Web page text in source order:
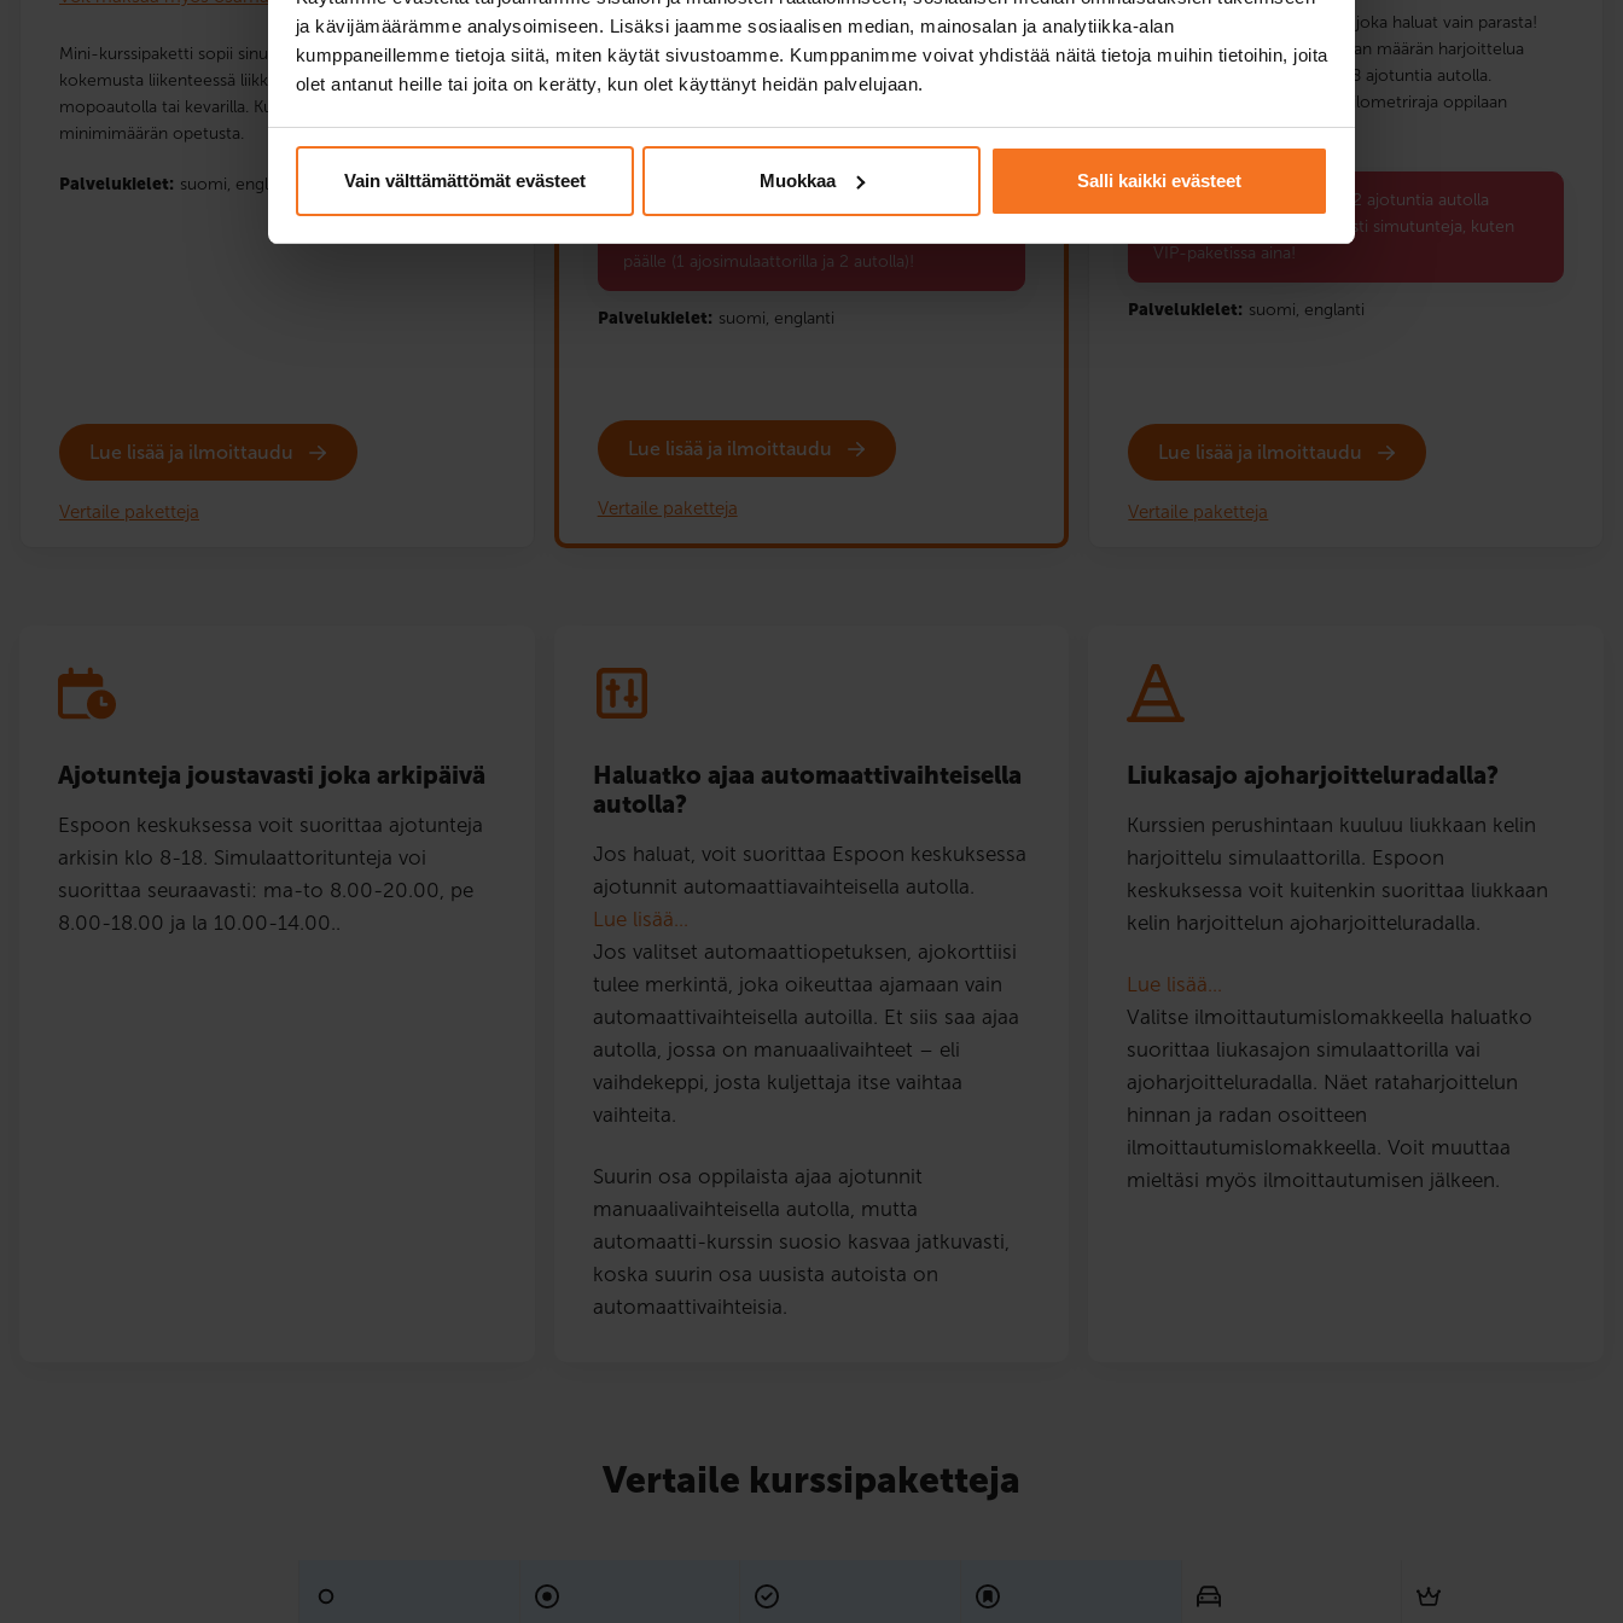
ja kävijämäärämme analysoimiseen. Lisäksi jaamme sosiaalisen median, mainosalan ja analytiikka-alan
kumppaneillemme tietoja siitä, miten käytät sivustoamme. Kumppanimme voivat yhdistää näitä tietoja muihin tietoihin, joita
olet antanut heille tai joita on kerätty, kun olet käyttänyt heidän palvelujaan.
Vain välttämättömät evästeet Muokkaa Salli kaikki evästeet
Mini-kurssipaketti sopii sinulle, jolla on ennestään paljon
kokemusta liikenteessä liikkumisesta esimerkiksi
mopoautolla tai kevarilla. Kurssi sisältää vain lakisääteisen
minimimäärän opetusta.
Palvelukielet: suomi, englanti
Lue lisää ja ilmoittaudu
Vertaile paketteja
Turva-kurssi on perusteellisin ajokorttikurssimme
sinulle, joka haluat paljon ajoharjoittelua ja
päälle (1 ajosimulaattorilla ja 2 autolla)!
Palvelukielet: suomi, englanti
Lue lisää ja ilmoittaudu
Vertaile paketteja
VIP-kurssipaketti sopii sinulle, joka haluat vain parasta!
Tämä paketti sisältää rajattoman määrän harjoittelua
ajosimulaattorissa ja huimat 18 ajotuntia autolla.
Haemme sinut ajotunneille. Kilometriraja oppilaan
hakemiselle on 15 km.
Back to School -etusi: 2 ajotuntia autolla
kaupan päälle ja rajattomasti simutunteja, kuten
VIP-paketissa aina!
Palvelukielet: suomi, englanti
Lue lisää ja ilmoittaudu
Vertaile paketteja
Ajotunteja joustavasti joka arkipäivä
Espoon keskuksessa voit suorittaa ajotunteja
arkisin klo 8-18. Simulaattoritunteja voi
suorittaa seuraavasti: ma-to 8.00-20.00, pe
8.00-18.00 ja la 10.00-14.00..
Haluatko ajaa automaattivaihteisella
autolla?
Jos haluat, voit suorittaa Espoon keskuksessa
ajotunnit automaattiavaihteisella autolla.
Lue lisää…
Jos valitset automaattiopetuksen, ajokorttiisi
tulee merkintä, joka oikeuttaa ajamaan vain
automaattivaihteisella autoilla. Et siis saa ajaa
autolla, jossa on manuaalivaihteet – eli
vaihdekeppi, josta kuljettaja itse vaihtaa
vaihteita.
Suurin osa oppilaista ajaa ajotunnit
manuaalivaihteisella autolla, mutta
automaatti-kurssin suosio kasvaa jatkuvasti,
koska suurin osa uusista autoista on
automaattivaihteisia.
Liukasajo ajoharjoitteluradalla?
Kurssien perushintaan kuuluu liukkaan kelin
harjoittelu simulaattorilla. Espoon
keskuksessa voit kuitenkin suorittaa liukkaan
kelin harjoittelun ajoharjoitteluradalla.
Lue lisää…
Valitse ilmoittautumislomakkeella haluatko
suorittaa liukasajon simulaattorilla vai
ajoharjoitteluradalla. Näet rataharjoittelun
hinnan ja radan osoitteen
ilmoittautumislomakkeella. Voit muuttaa
mieltäsi myös ilmoittautumisen jälkeen.
Vertaile kurssipaketteja